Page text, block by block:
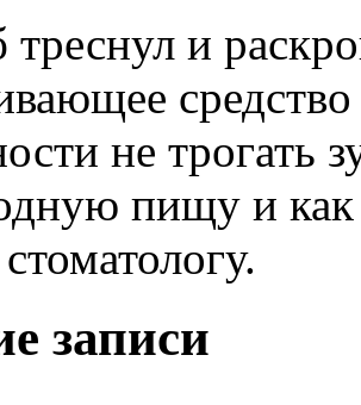
треснул и
не трогать
пищу и как
записи